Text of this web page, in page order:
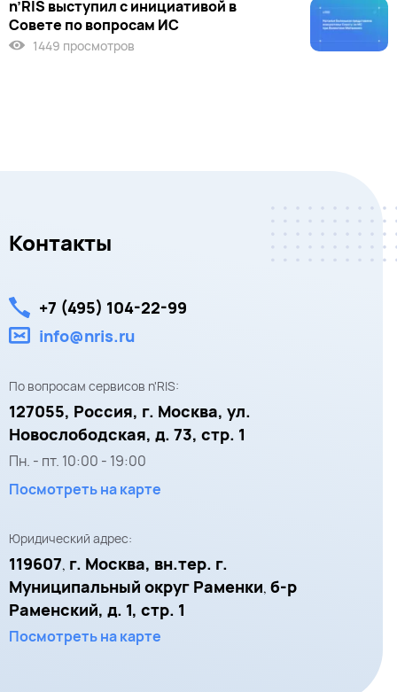
n’RIS выступил c инициативой в
Совете по вопросам ИС
1449 просмотров
Контакты
+7 (495) 104-22-99
info@nris.ru
По вопросам сервисов n'RIS:
127055, Россия, г. Москва, ул.
Новослободская, д. 73, стр. 1
Пн. - пт. 10:00 - 19:00
Посмотреть на карте
Юридический адрес:
119607, г. Москва, вн.тер. г.
Муниципальный округ Раменки, б-р
Раменский, д. 1, стр. 1
Посмотреть на карте